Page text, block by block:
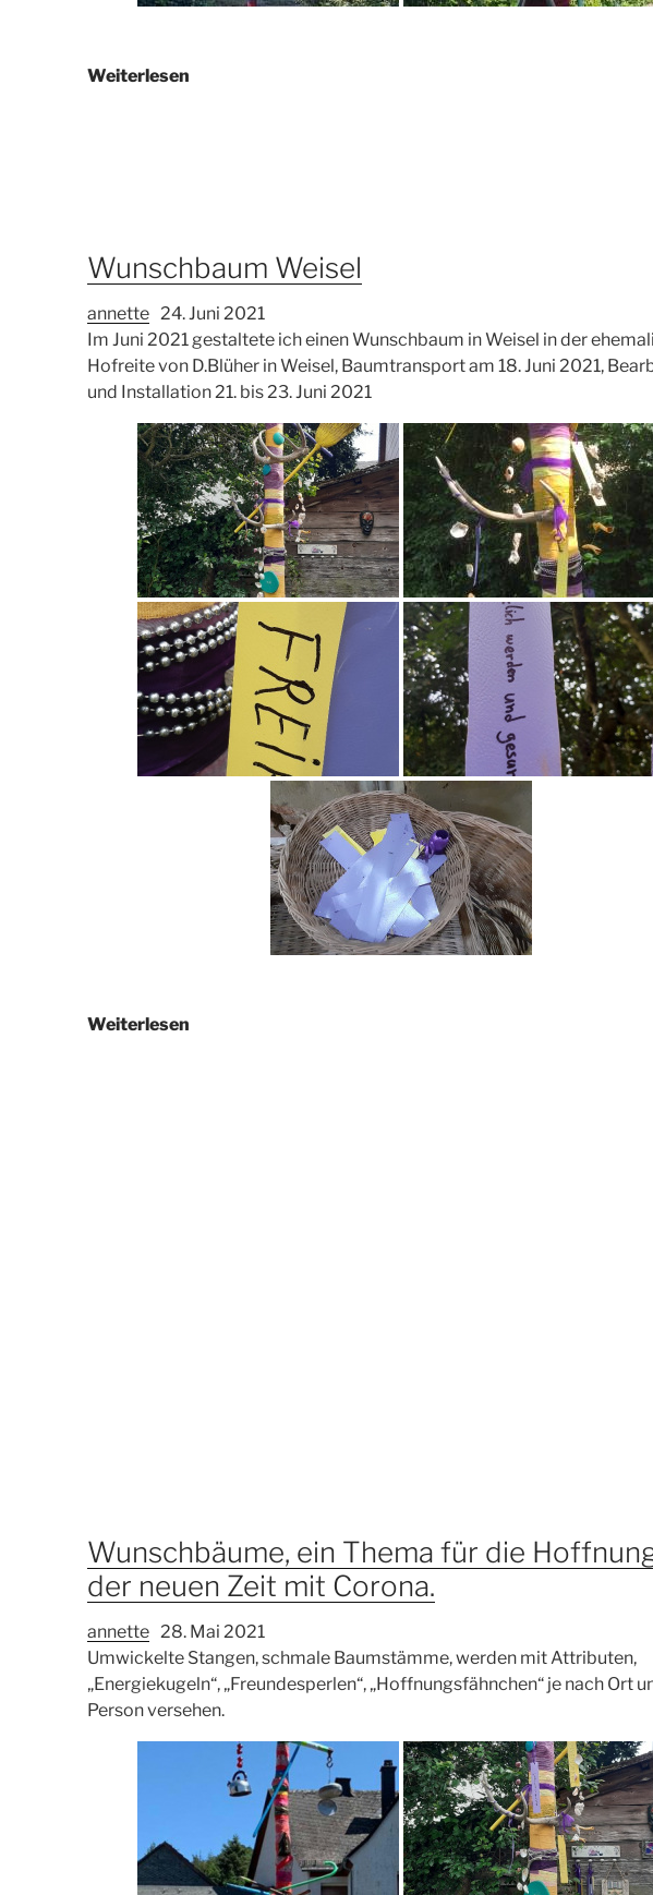
Weiterlesen
Wunschbaum Weisel
annette 24. Juni 2021
Im Juni 2021 gestaltete ich einen Wunschbaum in Weisel in der
Hofreite von D.Blüher in Weisel, Baumtransport am 18. Juni 2021,
und Installation 21. bis 23. Juni 2021
Weiterlesen
Wunschbäume, ein Thema für die
der neuen Zeit mit Corona.
annette 28. Mai 2021
Umwickelte Stangen, schmale Baumstämme, werden mit Attributen,
„Energiekugeln“, „Freundesperlen“, „Hoffnungsfähnchen“ je nach Ort
Person versehen.